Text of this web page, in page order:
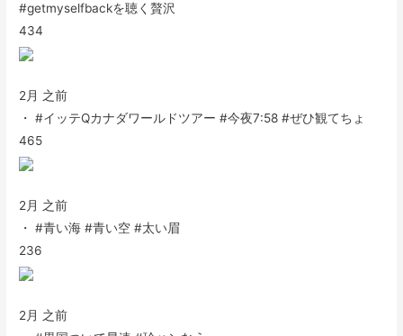
#getmyselfbackを聴く贅沢
434
2月 之前
・ #イッテQカナダワールドツアー #今夜7:58 #ぜひ観てちょ
465
2月 之前
・ #青い海 #青い空 #太い眉
236
2月 之前